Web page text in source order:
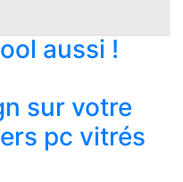
aussi !
sur votre
pc vitrés